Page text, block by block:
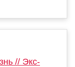
// Экс-